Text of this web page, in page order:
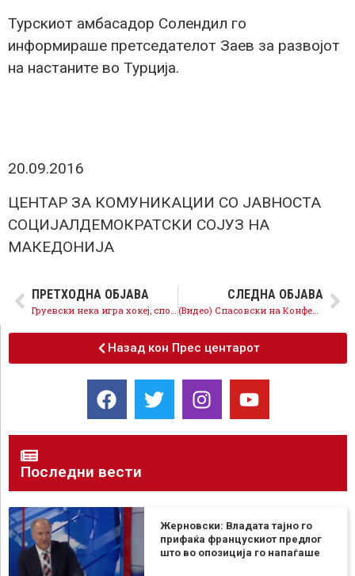
Турскиот амбасадор Солендил го
информираше претседателот Заев за развојот
на настаните во Турција.
20.09.2016
ЦЕНТАР ЗА КОМУНИКАЦИИ СО ЈАВНОСТА
СОЦИЈАЛДЕМОКРАТСКИ СОЈУЗ НА
МАКЕДОНИЈА
ПРЕТХОДНА ОБЈАВА
Груевски нека игра хокеј, спортот ќе заживее во полна форма од декември
СЛЕДНА ОБЈАВА
(Видео) Спасовски на Конференција „Нерегуларната миграција како еден од предизвиците на Македонија денес“
Назад кон Прес центарот
Последни вести
Жерновски: Владата тајно го
прифаќа францускиот предлог
што во опозиција го напаѓаше